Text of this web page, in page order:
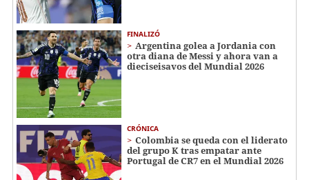
FINALIZÓ
Argentina golea a Jordania con
otra diana de Messi y ahora van a
dieciseisavos del Mundial 2026
CRÓNICA
Colombia se queda con el liderato
del grupo K tras empatar ante
Portugal de CR7 en el Mundial 2026